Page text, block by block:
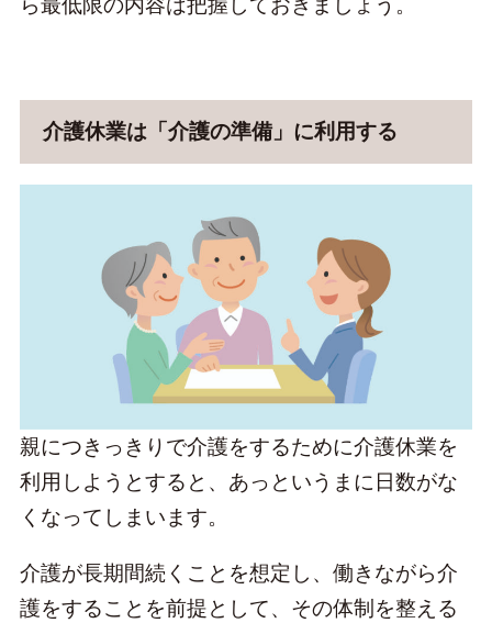
ら最低限の内容は把握しておきましょう。
介護休業は「介護の準備」に利用する
親につきっきりで介護をするために介護休業を
利用しようとすると、あっというまに日数がな
くなってしまいます。
介護が長期間続くことを想定し、働きながら介
護をすることを前提として、その体制を整える